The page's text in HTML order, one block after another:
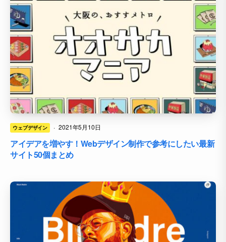
ウェブデザイン · 2021年5月10日
アイデアを増やす！Webデザイン制作で参考にしたい最新
サイト50個まとめ